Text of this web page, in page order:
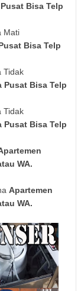
Bisa Telp
Mati
Bisa Telp
Tidak
Pusat Bisa Telp
Tidak
Pusat Bisa Telp
WA.
Apartemen
WA.